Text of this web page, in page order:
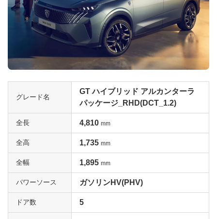
グレード名
GT ハイブリッド アルカンターラ
パッケージ_RHD(DCT_1.2)
全長 4,810 mm
全高 1,735 mm
全幅 1,895 mm
パワーソース ガソリンHV(PHV)
ドア数 5